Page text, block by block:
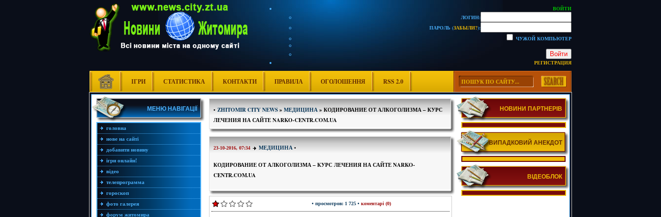
ВОЙТИ
ЛОГИН:
ПАРОЛЬ (ЗАБЫЛИ?):
ЧУЖОЙ КОМПЬЮТЕР
Войти
РЕГИСТРАЦИЯ
ІГРИ СТАТИСТИКА КОНТАКТИ ПРАВИЛА ОГОЛОШЕННЯ RSS 2.0
МЕНЮ НАВІГАЦІЇ
головна
нове на сайті
добавити новину
ігри онлайн!
відео
телепрограмма
гороскоп
фото галерея
форум житомира
• ZHITOMIR CITY NEWS» МЕДИЦИНА» КОДИРОВАНИЕ ОТ АЛКОГОЛИЗМА – КУРС
ЛЕЧЕНИЯ НА САЙТЕ NARKO-CENTR.COM.UA
23-10-2016, 07:34 МЕДИЦИНА •
КОДИРОВАНИЕ ОТ АЛКОГОЛИЗМА – КУРС ЛЕЧЕНИЯ НА САЙТЕ NARKO-
CENTR.COM.UA
• просмотров: 1 725 • коментарі (0)
НОВИНИ ПАРТНЕРІВ
ВИПАДКОВИЙ АНЕКДОТ
ВІДЕОБЛОК